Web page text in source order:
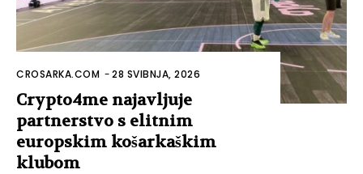
CROSARKA.COM -28 SVIBNJA, 2026
Crypto4me najavljuje
partnerstvo s elitnim
europskim košarkaškim
klubom